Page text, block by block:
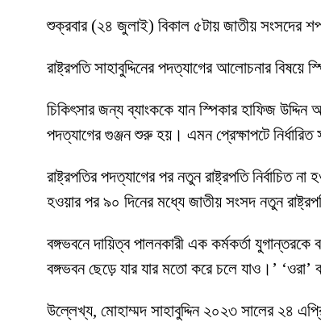
শুক্রবার (২৪ জুলাই) বিকাল ৫টায় জাতীয় সংসদের
রাষ্ট্রপতি সাহাবুদ্দিনের পদত্যাগের আলোচনার বিষয়ে
চিকিৎসার জন্য ব্যাংককে যান স্পিকার হাফিজ
পদত্যাগের গুঞ্জন শুরু হয়। এমন প্রেক্ষাপটে
রাষ্ট্রপতির পদত্যাগের পর নতুন রাষ্ট্রপতি নির্বাচিত
হওয়ার পর ৯০ দিনের মধ্যে জাতীয় সংসদ নতুন
বঙ্গভবনে দায়িত্ব পালনকারী এক কর্মকর্তা
বঙ্গভবন ছেড়ে যার যার মতো করে চলে যাও।’
উল্লেখ্য, মোহাম্মদ সাহাবুদ্দিন ২০২৩ সালের ২৪